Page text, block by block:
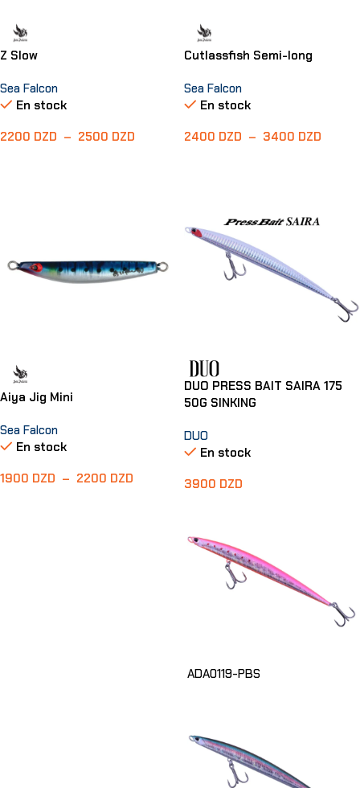
Z Slow
Sea Falcon
En stock
2200 DZD – 2500 DZD
Cutlassfish Semi-long
Sea Falcon
En stock
2400 DZD – 3400 DZD
Aiya Jig Mini
Sea Falcon
En stock
1900 DZD – 2200 DZD
DUO PRESS BAIT SAIRA 175
50G SINKING
DUO
En stock
3900 DZD
ADA0119-PBS